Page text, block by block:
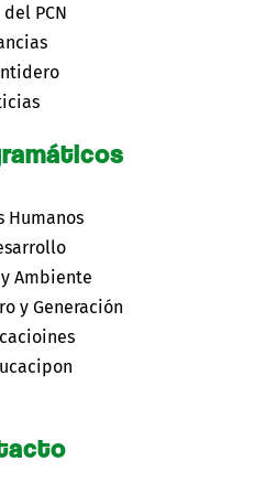
PCN
Humanos
Ambiente
y Generación